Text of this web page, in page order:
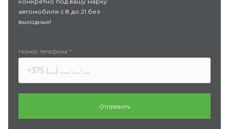
автомобиля с 8 до 21 без
выходных!
Номер телефона *